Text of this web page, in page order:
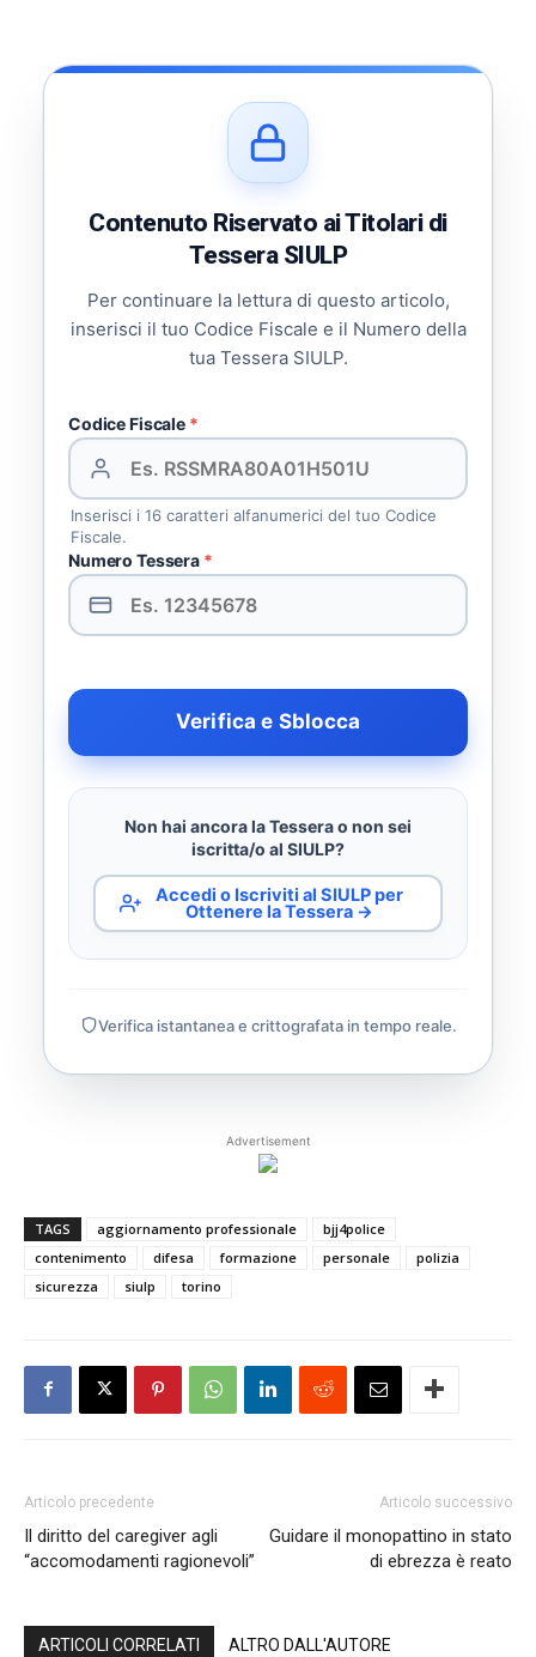
Contenuto Riservato ai Titolari di
Tessera SIULP
Per continuare la lettura di questo articolo,
inserisci il tuo Codice Fiscale e il Numero della
tua Tessera SIULP.
Codice Fiscale *
Inserisci i 16 caratteri alfanumerici del tuo Codice
Fiscale.
Numero Tessera *
Verifica e Sblocca
Non hai ancora la Tessera o non sei
iscritta/o al SIULP?
Accedi o Iscriviti al SIULP per
Ottenere la Tessera →
Verifica istantanea e crittografata in tempo reale.
Advertisement
TAGS aggiornamento professionale
bjj4police
contenimento
difesa formazione personale
polizia
sicurezza
siulp torino
Articolo precedente
Il diritto del caregiver agli
“accomodamenti ragionevoli”
Articolo successivo
Guidare il monopattino in stato
di ebrezza è reato
ARTICOLI CORRELATI ALTRO DALL'AUTORE